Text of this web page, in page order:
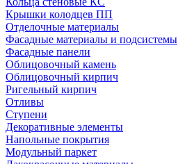
Крышки колодцев ПП
Отделочные материалы
Фасадные материалы и подсистемы
Фасадные панели
Облицовочный камень
Облицовочный кирпич
Ригельный кирпич
Отливы
Ступени
Декоративные элементы
Напольные покрытия
Модульный паркет